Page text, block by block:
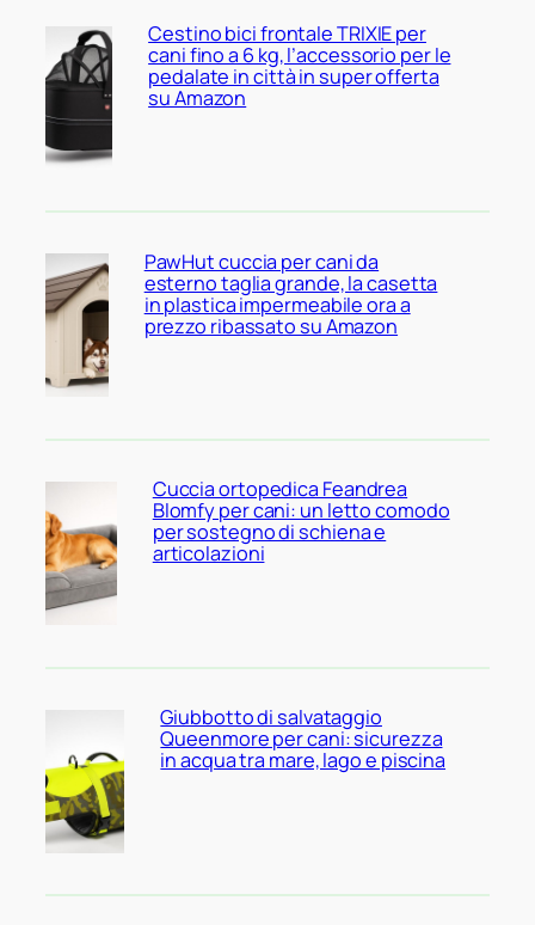
Cestino bici frontale TRIXIE per
cani fino a 6 kg, l’accessorio per le
pedalate in città in super offerta
su Amazon
PawHut cuccia per cani da
esterno taglia grande, la casetta
in plastica impermeabile ora a
prezzo ribassato su Amazon
Cuccia ortopedica Feandrea
Blomfy per cani: un letto comodo
per sostegno di schiena e
articolazioni
Giubbotto di salvataggio
Queenmore per cani: sicurezza
in acqua tra mare, lago e piscina